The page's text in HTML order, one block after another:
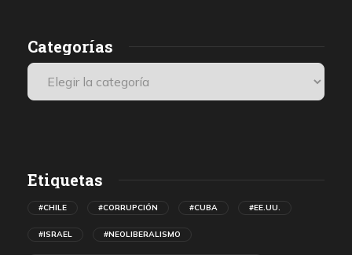
Categorías
Etiquetas
#CHILE #CORRUPCIÓN #CUBA #EE.UU.
#ISRAEL #NEOLIBERALISMO